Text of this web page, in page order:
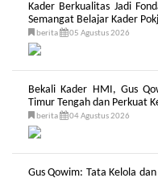
Kader Berkualitas Jadi
Semangat Belajar Kader
berita 05 Agustus 2026
Bekali Kader HMI, Gus
Timur Tengah dan Perkuat
berita 04 Agustus 2026
Gus Qowim: Tata Kelola